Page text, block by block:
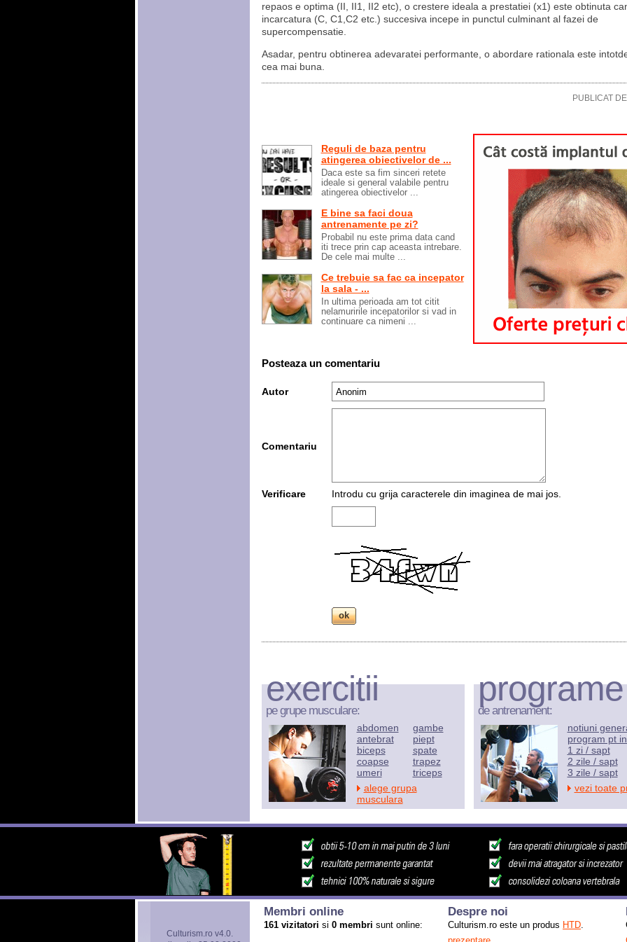
repaos e optima (II, II1, II2 etc), o crestere ideala a prestatiei (x1) este obtinuta
incarcatura (C, C1,C2 etc.) succesiva incepe in punctul culminant al fazei de
supercompensatie.
Asadar, pentru obtinerea adevaratei performante, o abordare rationala este
cea mai buna.
PUBLICAT
Reguli de baza pentru
atingerea obiectivelor de ...
Daca este sa fim sinceri retete
ideale si general valabile pentru
atingerea obiectivelor ...
E bine sa faci doua
antrenamente pe zi?
Probabil nu este prima data cand
iti trece prin cap aceasta intrebare.
De cele mai multe ...
Ce trebuie sa fac ca incepator
la sala - ...
In ultima perioada am tot citit
nelamuririle incepatorilor si vad in
continuare ca nimeni ...
Posteaza un comentariu
Autor
Comentariu
Verificare Introdu cu grija caracterele din imaginea de mai jos.
exercitii
pe grupe musculare:
abdomen
antebrat
biceps
coapse
umeri
gambe
piept
spate
trapez
triceps
alege grupa
musculara
programe
de antrenament:
notiuni
program pt
1 zi / sapt
2 zile / sapt
3 zile / sapt
vezi toate
Culturism.ro v4.0.
Membri online
161 vizitatori si 0 membri sunt online:
Despre noi
Culturism.ro este un produs HTD.